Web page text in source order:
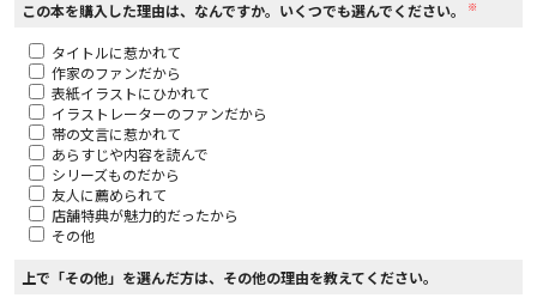
この本を購入した理由は、なんですか。いくつでも選んでください。 ※
タイトルに惹かれて
作家のファンだから
表紙イラストにひかれて
イラストレーターのファンだから
帯の文言に惹かれて
あらすじや内容を読んで
シリーズものだから
友人に薦められて
店舗特典が魅力的だったから
その他
上で「その他」を選んだ方は、その他の理由を教えてください。